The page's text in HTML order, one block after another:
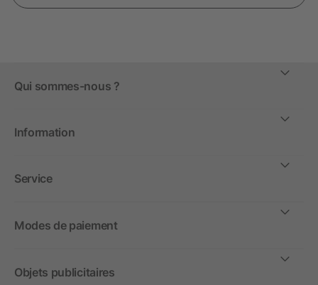
Qui sommes-nous ?
Information
Service
Modes de paiement
Objets publicitaires